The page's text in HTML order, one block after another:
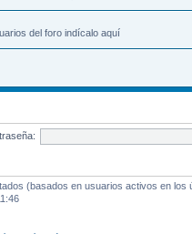
del foro indícalo aquí
(basados en usuarios activos en los